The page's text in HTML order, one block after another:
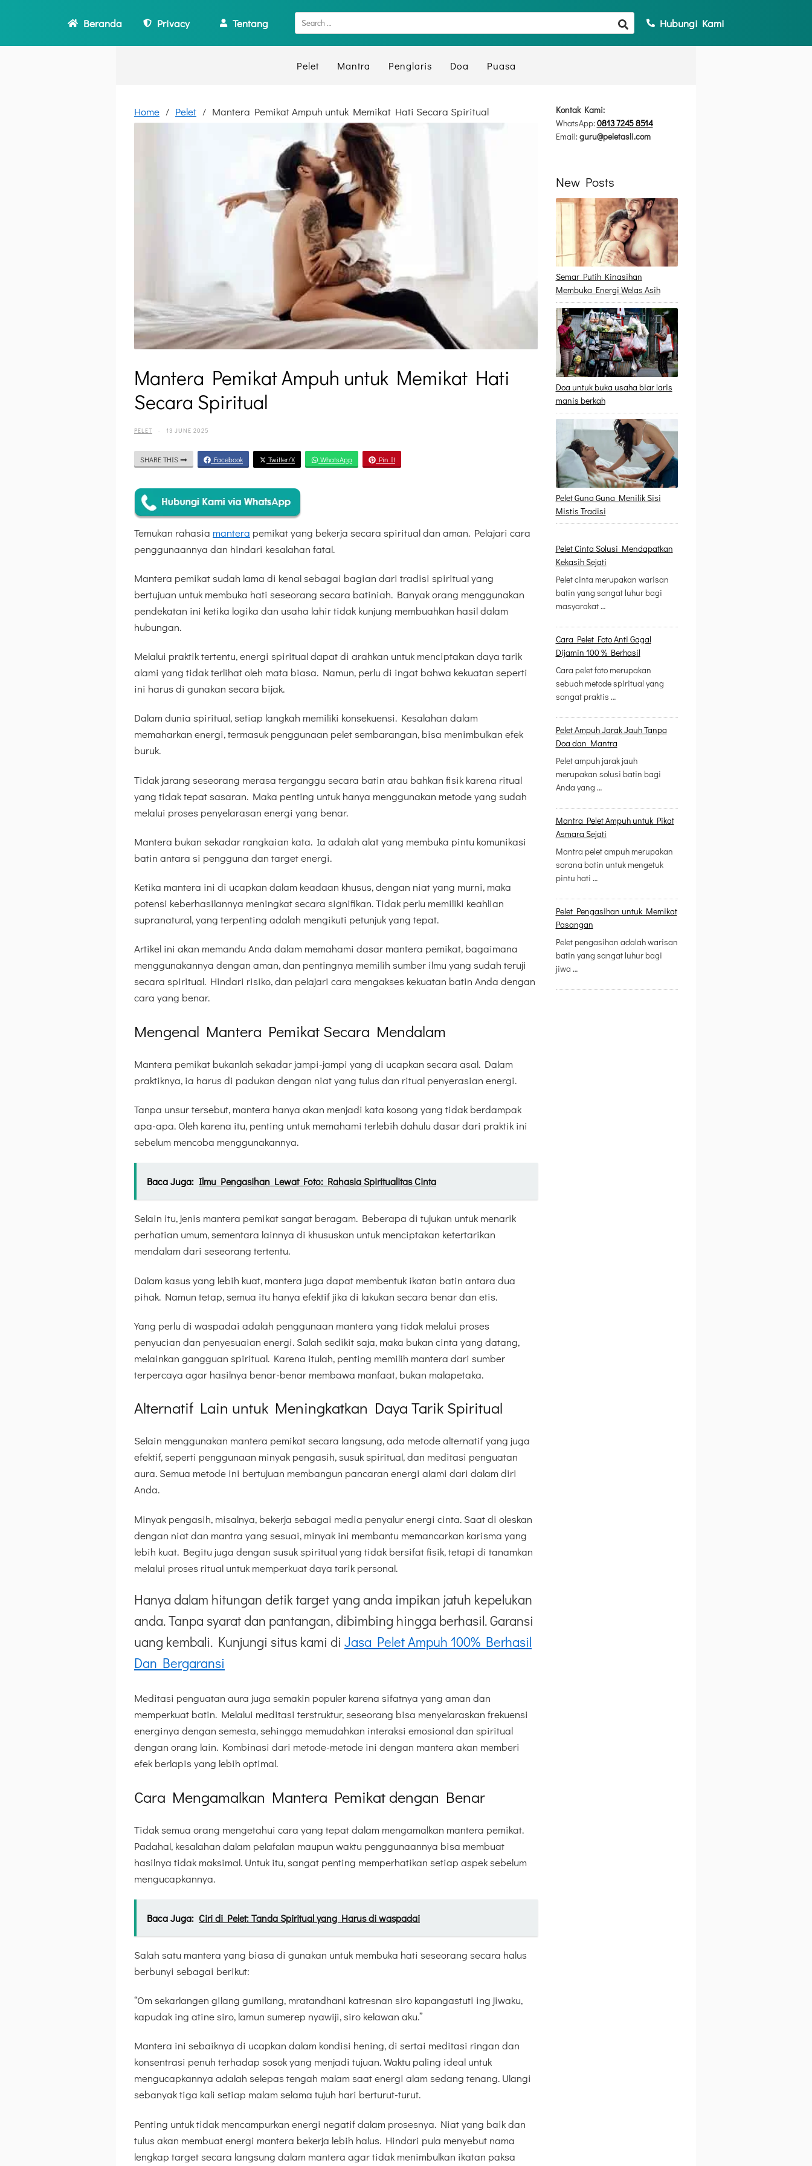
Beranda Privacy Tentang Hubungi Kami
Pelet Mantra Penglaris Doa Puasa
Home Pelet Mantera Pemikat Ampuh untuk Memikat Hati Secara Spiritual
Mantera Pemikat Ampuh untuk Memikat Hati
Secara Spiritual
PELET · 13 JUNE 2025
SHARE THIS Facebook Twitter/X WhatsApp Pin It
Temukan rahasia mantera pemikat yang bekerja secara spiritual dan aman. Pelajari cara
penggunaannya dan hindari kesalahan fatal.
Mantera pemikat sudah lama di kenal sebagai bagian dari tradisi spiritual yang
bertujuan untuk membuka hati seseorang secara batiniah. Banyak orang menggunakan
pendekatan ini ketika logika dan usaha lahir tidak kunjung membuahkan hasil dalam
hubungan.
Melalui praktik tertentu, energi spiritual dapat di arahkan untuk menciptakan daya tarik
alami yang tidak terlihat oleh mata biasa. Namun, perlu di ingat bahwa kekuatan seperti
ini harus di gunakan secara bijak.
Dalam dunia spiritual, setiap langkah memiliki konsekuensi. Kesalahan dalam
memaharkan energi, termasuk penggunaan pelet sembarangan, bisa menimbulkan efek
buruk.
Tidak jarang seseorang merasa terganggu secara batin atau bahkan fisik karena ritual
yang tidak tepat sasaran. Maka penting untuk hanya menggunakan metode yang sudah
melalui proses penyelarasan energi yang benar.
Mantera bukan sekadar rangkaian kata. Ia adalah alat yang membuka pintu komunikasi
batin antara si pengguna dan target energi.
Ketika mantera ini di ucapkan dalam keadaan khusus, dengan niat yang murni, maka
potensi keberhasilannya meningkat secara signifikan. Tidak perlu memiliki keahlian
supranatural, yang terpenting adalah mengikuti petunjuk yang tepat.
Artikel ini akan memandu Anda dalam memahami dasar mantera pemikat, bagaimana
menggunakannya dengan aman, dan pentingnya memilih sumber ilmu yang sudah teruji
secara spiritual. Hindari risiko, dan pelajari cara mengakses kekuatan batin Anda dengan
cara yang benar.
Mengenal Mantera Pemikat Secara Mendalam
Mantera pemikat bukanlah sekadar jampi-jampi yang di ucapkan secara asal. Dalam
praktiknya, ia harus di padukan dengan niat yang tulus dan ritual penyerasian energi.
Tanpa unsur tersebut, mantera hanya akan menjadi kata kosong yang tidak berdampak
apa-apa. Oleh karena itu, penting untuk memahami terlebih dahulu dasar dari praktik ini
sebelum mencoba menggunakannya.
Baca Juga: Ilmu Pengasihan Lewat Foto: Rahasia Spiritualitas Cinta
Selain itu, jenis mantera pemikat sangat beragam. Beberapa di tujukan untuk menarik
perhatian umum, sementara lainnya di khususkan untuk menciptakan ketertarikan
mendalam dari seseorang tertentu.
Dalam kasus yang lebih kuat, mantera juga dapat membentuk ikatan batin antara dua
pihak. Namun tetap, semua itu hanya efektif jika di lakukan secara benar dan etis.
Yang perlu di waspadai adalah penggunaan mantera yang tidak melalui proses
penyucian dan penyesuaian energi. Salah sedikit saja, maka bukan cinta yang datang,
melainkan gangguan spiritual. Karena itulah, penting memilih mantera dari sumber
terpercaya agar hasilnya benar-benar membawa manfaat, bukan malapetaka.
Alternatif Lain untuk Meningkatkan Daya Tarik Spiritual
Selain menggunakan mantera pemikat secara langsung, ada metode alternatif yang juga
efektif, seperti penggunaan minyak pengasih, susuk spiritual, dan meditasi penguatan
aura. Semua metode ini bertujuan membangun pancaran energi alami dari dalam diri
Anda.
Minyak pengasih, misalnya, bekerja sebagai media penyalur energi cinta. Saat di oleskan
dengan niat dan mantra yang sesuai, minyak ini membantu memancarkan karisma yang
lebih kuat. Begitu juga dengan susuk spiritual yang tidak bersifat fisik, tetapi di tanamkan
melalui proses ritual untuk memperkuat daya tarik personal.
Hanya dalam hitungan detik target yang anda impikan jatuh kepelukan
anda. Tanpa syarat dan pantangan, dibimbing hingga berhasil. Garansi
uang kembali. Kunjungi situs kami di Jasa Pelet Ampuh 100% Berhasil
Dan Bergaransi
Meditasi penguatan aura juga semakin populer karena sifatnya yang aman dan
memperkuat batin. Melalui meditasi terstruktur, seseorang bisa menyelaraskan frekuensi
energinya dengan semesta, sehingga memudahkan interaksi emosional dan spiritual
dengan orang lain. Kombinasi dari metode-metode ini dengan mantera akan memberi
efek berlapis yang lebih optimal.
Cara Mengamalkan Mantera Pemikat dengan Benar
Tidak semua orang mengetahui cara yang tepat dalam mengamalkan mantera pemikat.
Padahal, kesalahan dalam pelafalan maupun waktu penggunaannya bisa membuat
hasilnya tidak maksimal. Untuk itu, sangat penting memperhatikan setiap aspek sebelum
mengucapkannya.
Baca Juga: Ciri di Pelet: Tanda Spiritual yang Harus di waspadai
Salah satu mantera yang biasa di gunakan untuk membuka hati seseorang secara halus
berbunyi sebagai berikut:
“Om sekarlangen gilang gumilang, mratandhani katresnan siro kapangastuti ing jiwaku,
kapudak ing atine siro, lamun sumerep nyawiji, siro kelawan aku.”
Mantera ini sebaiknya di ucapkan dalam kondisi hening, di sertai meditasi ringan dan
konsentrasi penuh terhadap sosok yang menjadi tujuan. Waktu paling ideal untuk
mengucapkannya adalah selepas tengah malam saat energi alam sedang tenang. Ulangi
sebanyak tiga kali setiap malam selama tujuh hari berturut-turut.
Penting untuk tidak mencampurkan energi negatif dalam prosesnya. Niat yang baik dan
tulus akan membuat energi mantera bekerja lebih halus. Hindari pula menyebut nama
lengkap target secara langsung dalam mantera agar tidak menimbulkan ikatan paksa
Kontak Kami:
WhatsApp:0813 7245 8514
Email:guru@peletasli.com
New Posts
Semar Putih Kinasihan
Membuka Energi Welas Asih
Doa untuk buka usaha biar laris
manis berkah
Pelet Guna Guna Menilik Sisi
Mistis Tradisi
Pelet Cinta Solusi Mendapatkan
Kekasih Sejati
Pelet cinta merupakan warisan
batin yang sangat luhur bagi
masyarakat …
Cara Pelet Foto Anti Gagal
Dijamin 100 % Berhasil
Cara pelet foto merupakan
sebuah metode spiritual yang
sangat praktis …
Pelet Ampuh Jarak Jauh Tanpa
Doa dan Mantra
Pelet ampuh jarak jauh
merupakan solusi batin bagi
Anda yang …
Mantra Pelet Ampuh untuk Pikat
Asmara Sejati
Mantra pelet ampuh merupakan
sarana batin untuk mengetuk
pintu hati …
Pelet Pengasihan untuk Memikat
Pasangan
Pelet pengasihan adalah warisan
batin yang sangat luhur bagi
jiwa …